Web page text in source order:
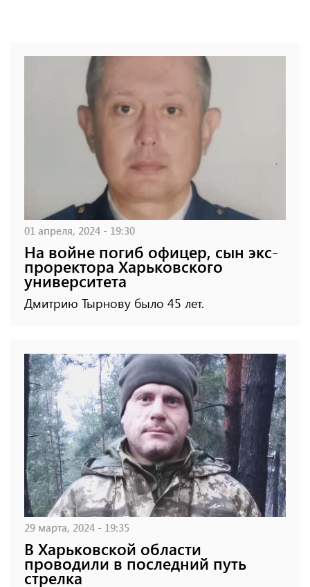
01 апреля, 2024 - 19:30
На войне погиб офицер, сын экс-
проректора Харьковского
университета
Дмитрию Тырнову было 45 лет.
29 марта, 2024 - 19:35
В Харьковской области
проводили в последний путь
стрелка